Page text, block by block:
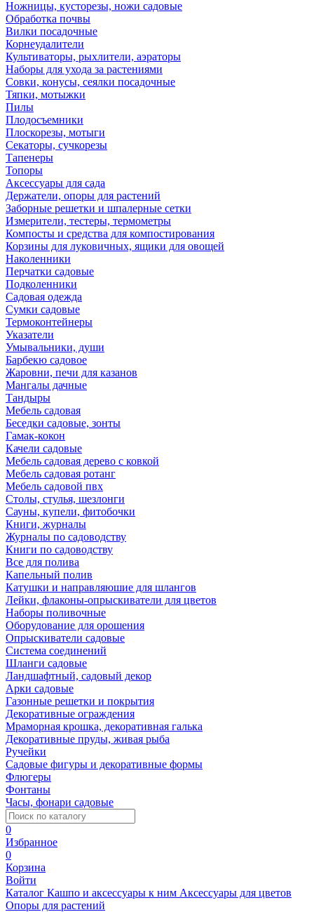
Ножницы, кусторезы, ножи садовые
Обработка почвы
Вилки посадочные
Корнеудалители
Культиваторы, рыхлители, аэраторы
Наборы для ухода за растениями
Совки, конусы, сеялки посадочные
Тяпки, мотыжки
Пилы
Плодосъемники
Плоскорезы, мотыги
Секаторы, сучкорезы
Тапенеры
Топоры
Аксессуары для сада
Держатели, опоры для растений
Заборные решетки и шпалерные сетки
Измерители, тестеры, термометры
Компосты и средства для компостирования
Корзины для луковичных, ящики для овощей
Наколенники
Перчатки садовые
Подколенники
Садовая одежда
Сумки садовые
Термоконтейнеры
Указатели
Умывальники, души
Барбекю садовое
Жаровни, печи для казанов
Мангалы дачные
Тандыры
Мебель садовая
Беседки садовые, зонты
Гамак-кокон
Качели садовые
Мебель садовая дерево с ковкой
Мебель садовая ротанг
Мебель садовой пвх
Столы, стулья, шезлонги
Сауны, купели, фитобочки
Книги, журналы
Журналы по садоводству
Книги по садоводству
Все для полива
Капельный полив
Катушки и направляюшие для шлангов
Лейки, флаконы-опрыскиватели для цветов
Наборы поливочные
Оборудование для орошения
Опрыскиватели садовые
Система соединений
Шланги садовые
Ландшафтный, садовый декор
Арки садовые
Газонные решетки и покрытия
Декоративные ограждения
Мраморная крошка, декоративная галька
Декоративные пруды, живая рыба
Ручейки
Садовые фигуры и декоративные формы
Флюгеры
Фонтаны
Часы, фонари садовые
0
Избранное
0
Корзина
Войти
Каталог Кашпо и аксессуары к ним Аксессуары для цветов
Опоры для растений